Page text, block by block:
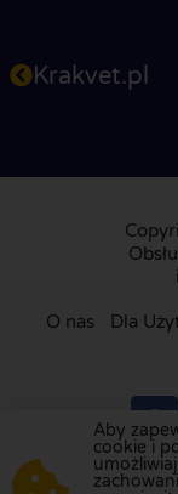
Krakvet.pl
O nas Dla
Odwiedź
Aby
cookie i